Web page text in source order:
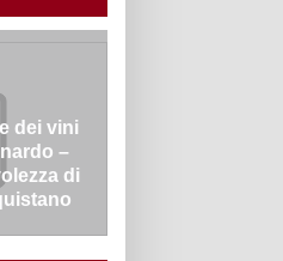
dei vini
–
di